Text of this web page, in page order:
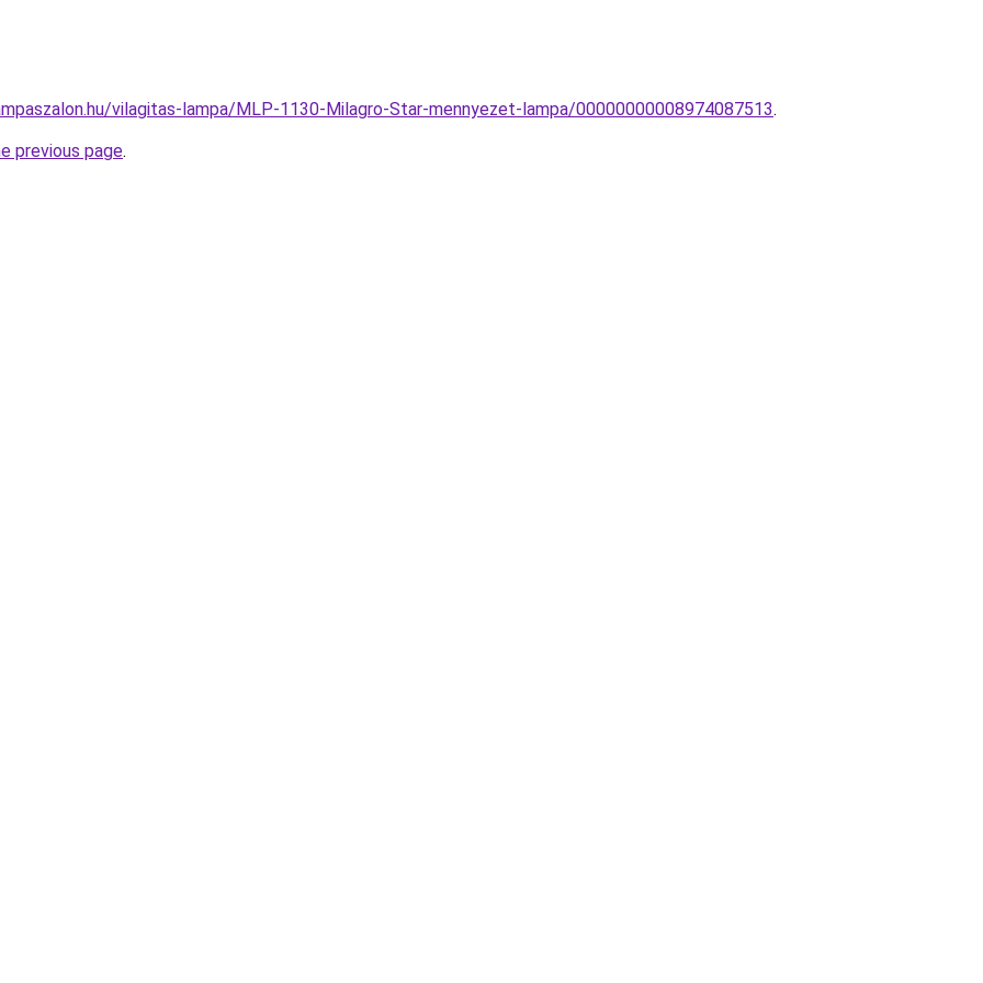
vilagitas-lampa/MLP-1130-Milagro-Star-mennyezet-lampa/00000000008974087513.
previous page.